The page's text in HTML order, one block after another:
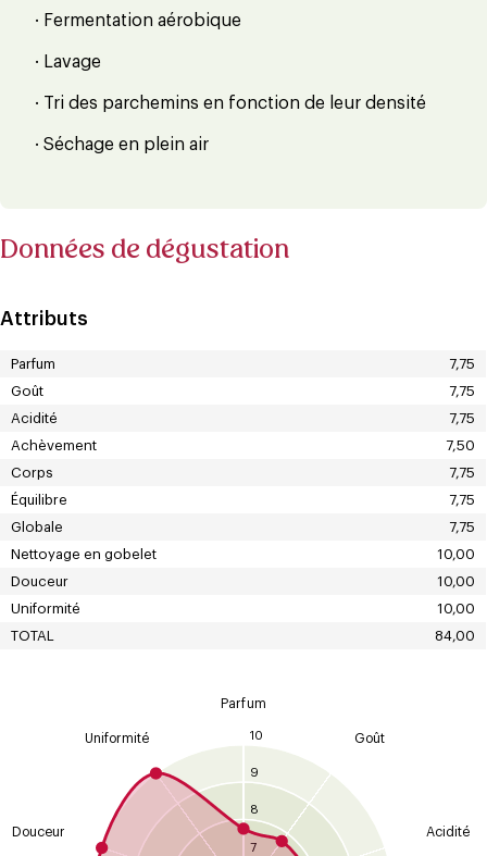
· Fermentation aérobique
· Lavage
· Tri des parchemins en fonction de leur densité
· Séchage en plein air
Données de dégustation
Attributs
Parfum
7,75
Goût
7,75
Acidité
7,75
Achèvement
7,50
Corps
7,75
Équilibre
7,75
Globale
7,75
Nettoyage en gobelet
10,00
Douceur
10,00
Uniformité
10,00
TOTAL
84,00
10
9
8
7
Parfum
Goût
Acidité
Douceur
Uniformité